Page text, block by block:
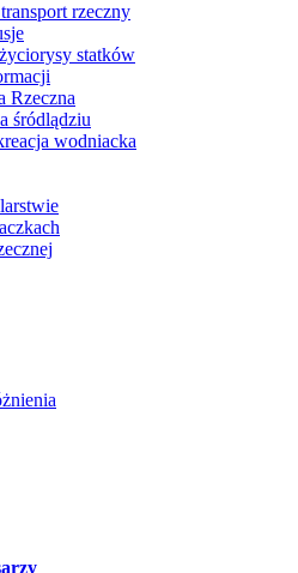
rzeczny
statków
Rzeczna
śródlądziu
wodniacka